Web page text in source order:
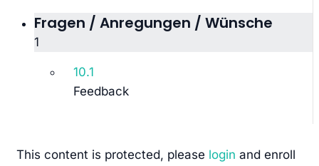
Fragen / Anregungen / Wünsche
1
10.1
Feedback
This content is protected, please login and enroll